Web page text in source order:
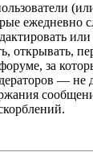
ежедневно
или
открывать,
за
— не